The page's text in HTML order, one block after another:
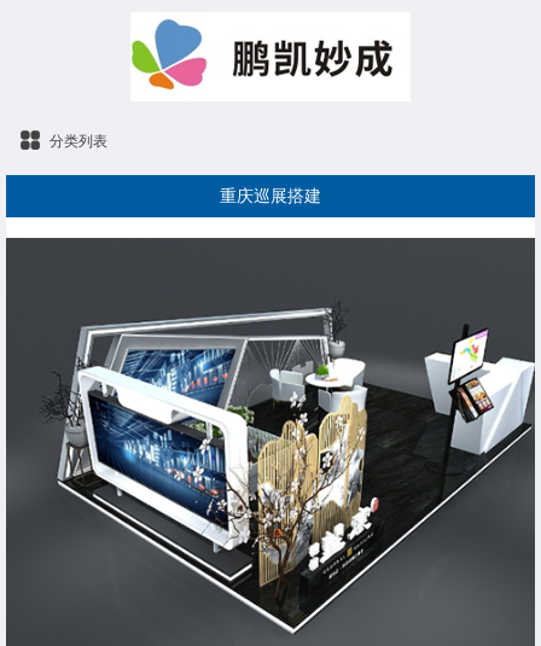
分类列表
重庆巡展搭建